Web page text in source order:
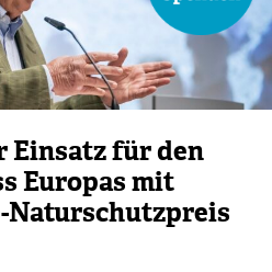
Einsatz für den
Europas mit
Naturschutzpreis